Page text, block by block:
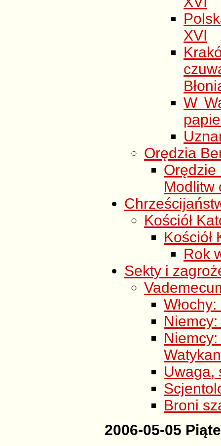
XVI
W
Orędzia
Modlitw
Kościół
Kościół
Rok
Sekty i
Uwaga,
Broni
2006-05-05